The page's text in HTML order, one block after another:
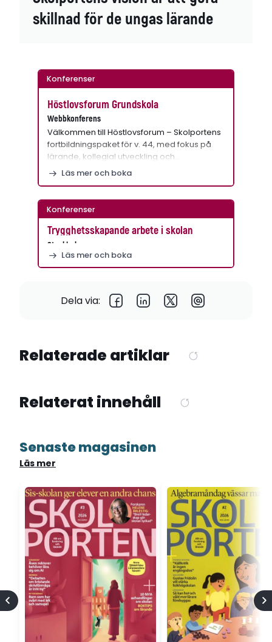
skillnad för de ungas lärande
Konferenser
Höstlovsforum Grundskola
Webbkonferens
Välkommen till Höstlovsforum – Skolportens
fortbildningspaket för v. 44, med fokus på
lärande, kollegial utveckling och…
Läs mer och boka
Konferenser
Trygghetsskapande arbete i skolan
Stockholm
Läs mer och boka
Dela via:
Relaterade artiklar
Relaterat innehåll
Senaste magasinen
Läs mer